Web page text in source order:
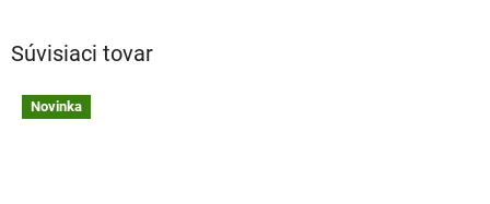
Súvisiaci tovar
Novinka